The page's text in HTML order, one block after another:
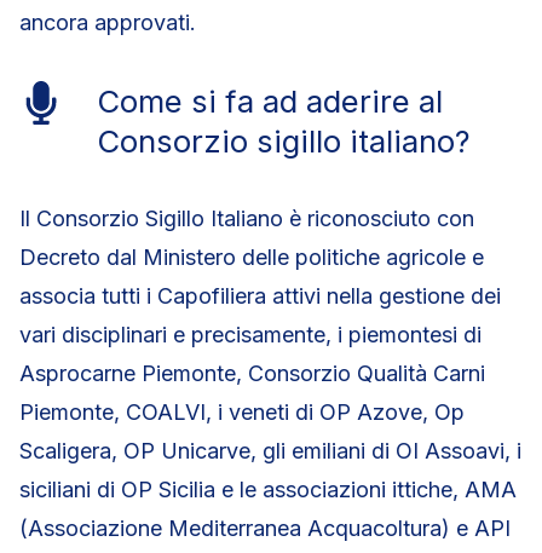
ancora approvati.
Come si fa ad aderire al
Consorzio sigillo italiano?
Il Consorzio Sigillo Italiano è riconosciuto con
Decreto dal Ministero delle politiche agricole e
associa tutti i Capofiliera attivi nella gestione dei
vari disciplinari e precisamente, i piemontesi di
Asprocarne Piemonte, Consorzio Qualità Carni
Piemonte, COALVI, i veneti di OP Azove, Op
Scaligera, OP Unicarve, gli emiliani di OI Assoavi, i
siciliani di OP Sicilia e le associazioni ittiche, AMA
(Associazione Mediterranea Acquacoltura) e API